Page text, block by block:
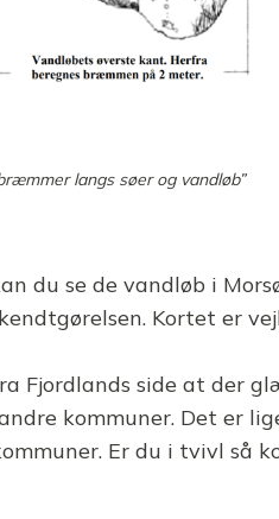
langs søer og vandløb”
du se de vandløb i
Kortet er
Fjordlands side at der
kommuner. Det er
Er du i tvivl så